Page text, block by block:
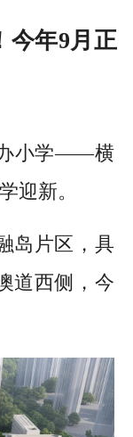
今年9月正
办小学——横
迎新。
岛片区，具
道西侧，今